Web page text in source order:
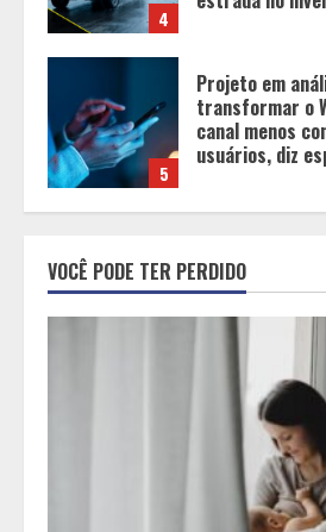
5
1
Entrada na
o fim da
para manter o
fase
universitário:
conciliam
família
Os 10
destroem um
maioria dos
VOCÊ PODE TER PERDIDO